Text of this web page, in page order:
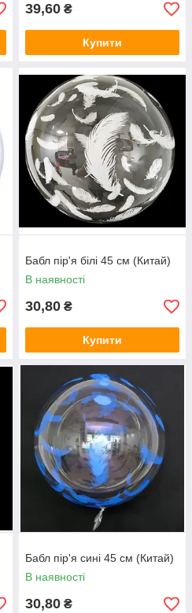
39,60 ₴
Купити
Бабл пір'я білі 45 см (Китай)
В наявності
30,80 ₴
Купити
Бабл пір'я сині 45 см (Китай)
В наявності
30,80 ₴